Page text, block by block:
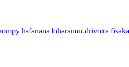
hafanana loharanon-drivotra fisaka